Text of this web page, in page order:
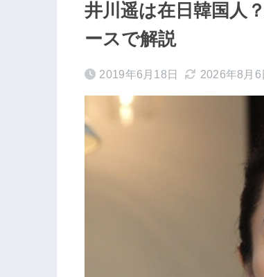
井川遥は在日韓国人
ースで解説
2019年6月18日 2026年8月6